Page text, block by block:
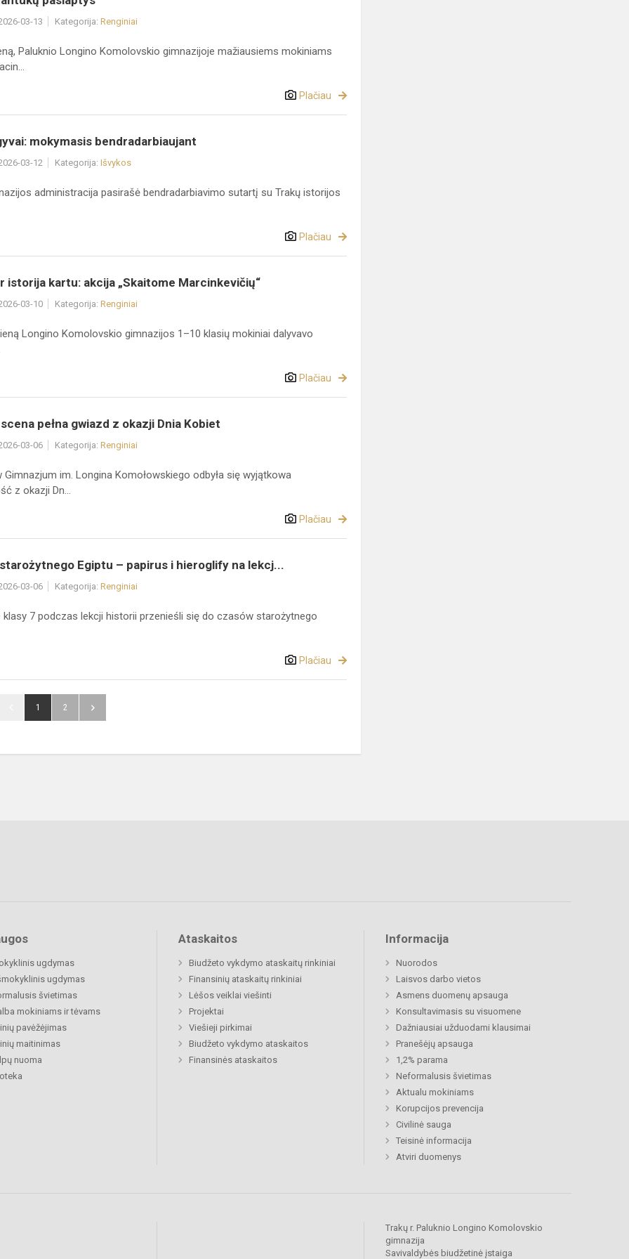
03-13 Kategorija: Renginiai
Paluknio Longino Komolovskio gimnazijoje mažiausiems mokiniams
Plačiau
mokymasis bendradarbiaujant
03-12 Kategorija: Išvykos
administracija pasirašė bendradarbiavimo sutartį su Trakų istorijos
Plačiau
istorija kartu: akcija „Skaitome Marcinkevičių“
03-10 Kategorija: Renginiai
Longino Komolovskio gimnazijos 1–10 klasių mokiniai dalyvavo
Plačiau
pełna gwiazd z okazji Dnia Kobiet
03-06 Kategorija: Renginiai
Gimnazjum im. Longina Komołowskiego odbyła się wyjątkowa
z okazji Dn...
Plačiau
Egiptu – papirus i hieroglify na lekcj...
03-06 Kategorija: Renginiai
klasy 7 podczas lekcji historii przenieśli się do czasów starożytnego
Plačiau
1 2
ugdymas
ugdymas
švietimas
mokiniams ir tėvams
pavėžėjimas
maitinimas
nuoma
Ataskaitos
Biudžeto vykdymo ataskaitų rinkiniai
Finansinių ataskaitų rinkiniai
Lėšos veiklai viešinti
Projektai
Viešieji pirkimai
Biudžeto vykdymo ataskaitos
Finansinės ataskaitos
Informacija
Nuorodos
Laisvos darbo vietos
Asmens duomenų apsauga
Konsultavimasis su visuomene
Dažniausiai užduodami klausimai
Pranešėjų apsauga
1,2% parama
Neformalusis švietimas
Aktualu mokiniams
Korupcijos prevencija
Civilinė sauga
Teisinė informacija
Atviri duomenys
Trakų r. Paluknio Longino Komolovskio
gimnazija
Savivaldybės biudžetinė įstaiga